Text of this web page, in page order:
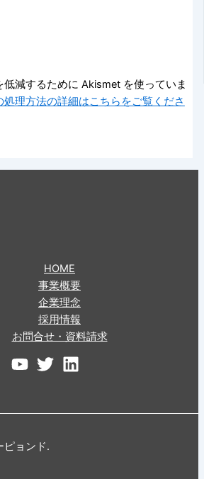
低減するために Akismet を使っていま
処理方法の詳細はこちらをご覧くださ
HOME
事業概要
企業理念
採用情報
お問合せ・資料請求
ョンド.